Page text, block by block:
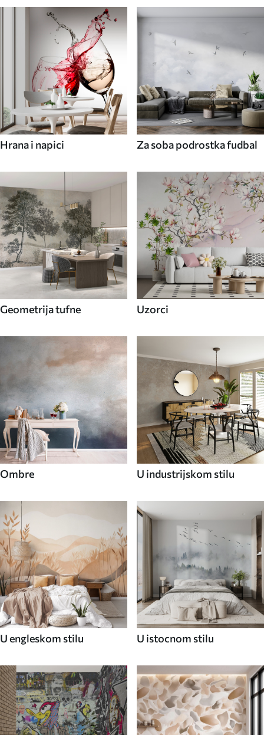
Hrana i napici Za soba podrostka fudbal
Geometrija tufne Uzorci
Ombre U industrijskom stilu
U engleskom stilu U istocnom stilu